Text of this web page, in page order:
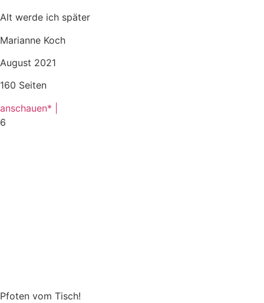
Alt werde ich später
Marianne Koch
August 2021
160 Seiten
anschauen* |
6
Pfoten vom Tisch!